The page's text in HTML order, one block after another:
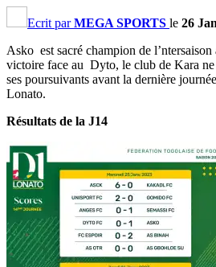
Ecrit parMEGA SPORTS le 26
Asko est sacré champion de l’ntersaison
victoire face au Dyto, le club de Kara
ses poursuivants avant la dernière
Lonato.
Résultats de la J14